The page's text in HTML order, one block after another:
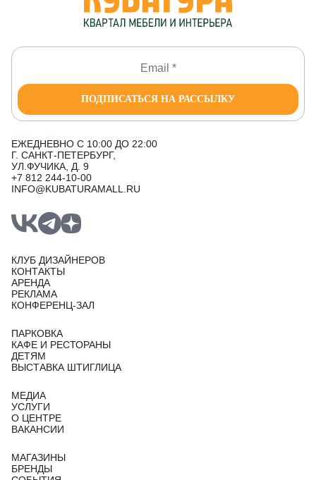
ПОДПИСАТЬСЯ НА РАССЫЛКУ
ЕЖЕДНЕВНО С 10:00 ДО 22:00
Г. САНКТ-ПЕТЕРБУРГ,
УЛ.ФУЧИКА, Д. 9
+7 812 244-10-00
INFO@KUBATURAMALL.RU
КЛУБ ДИЗАЙНЕРОВ
КОНТАКТЫ
АРЕНДА
РЕКЛАМА
КОНФЕРЕНЦ-ЗАЛ
ПАРКОВКА
КАФЕ И РЕСТОРАНЫ
ДЕТЯМ
ВЫСТАВКА ШТИГЛИЦА
МЕДИА
УСЛУГИ
О ЦЕНТРЕ
ВАКАНСИИ
МАГАЗИНЫ
БРЕНДЫ